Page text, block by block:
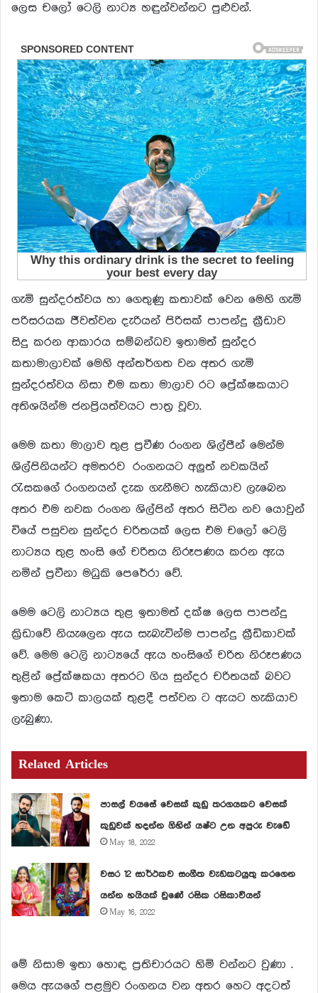
ලෙස චලෝ ටෙලි නාට්‍ය හඳුන්වන්නට පුළුවන්.
ගැමි සුන්දරත්වය හා ගෙතුණු කතාවක් වෙන මෙහි ගැමි
පරිසරයක ජීවත්වන දැරියන් පිරිසක් පාපන්දු ක්‍රීඩාව
සිදු කරන ආකාරය සම්බන්ධව ඉතාමත් සුන්දර
කතාමාලාවක් මෙහි අන්තර්ගත වන අතර ගැමි
සුන්දරත්වය නිසා එම කතා මාලාව රට ප්‍රේක්ෂකයාට
අතිශයින්ම ජනප්‍රියත්වයට පාත්‍ර වූවා.
මෙම කතා මාලාව තුළ ප්‍රවීණ රංගන ශිල්පීන් මෙන්ම
ශිල්පිනියන්ට අමතරව රංගනයට අලුත් නවකයින්
රැසකගේ රංගනයන් දැක ගැනීමට හැකියාව ලැබෙන
අතර එම නවක රංගන ශිල්පින් අතර සිටින නව යොවුන්
වියේ පසුවන සුන්දර චරිතයක් ලෙස එම චලෝ ටෙලි
නාට්‍යය තුළ හංසි ගේ චරිතය නිරූපණය කරන ඇය
නමින් ප්‍රවීනා මධුකි පෙරේරා වේ.
මෙම ටෙලි නාට්‍යය තුළ ඉතාමත් දක්ෂ ලෙස පාපන්දු
ක්‍රිඩාවේ නියැලෙන ඇය සැබැවින්ම පාපන්දු ක්‍රීඩිකාවක්
වේ. මෙම ටෙලි නාට්‍යයේ ඇය හංසිගේ චරිත නිරූපණය
තුළින් ප්‍රේක්ෂකයා අතරට ගිය සුන්දර චරිතයක් බවට
ඉතාම කෙටි කාලයක් තුළදී පත්වන ට ඇයට හැකියාව
ලැබුණා.
Related Articles
පාසල් වයසේ වෙසක් කුඩු තරගයකට වෙසක්
කුඩුවක් හදන්න ගිහින් යෂ්ට උන අපුරු වැඩේ
May 18, 2022
වසර 12 සාර්ථකව සංගීත වැඩකටයුතු කරගෙන
යන්න හයියක් වුණේ රසික රසිකාවියන්
May 16, 2022
මේ නිසාම ඉතා හොඳ ප්‍රතිචාරයට හිමි වන්නට වුණා .
මෙය ඇයගේ පළමුව රංගනය වන අතර හෙට අදටත්